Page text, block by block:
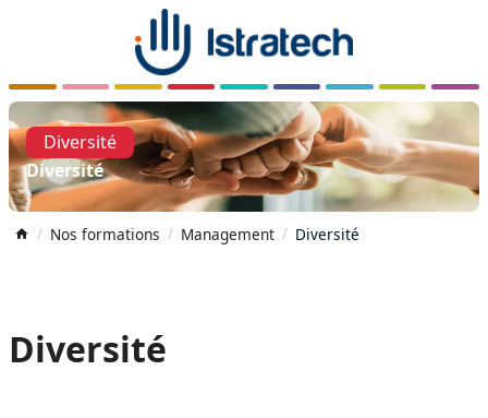
Diversité
Diversité
Nos formations Management Diversité
Diversité